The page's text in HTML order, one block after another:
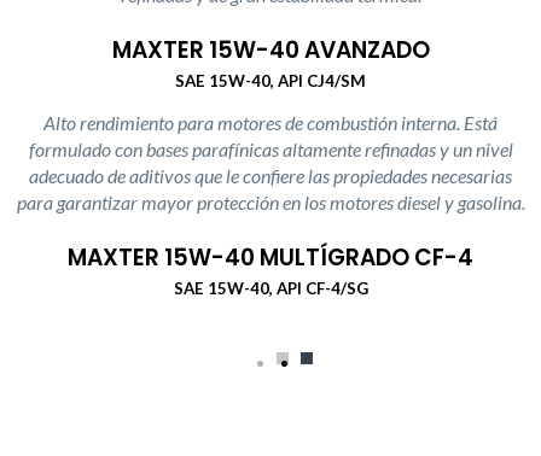
MAXTER 15W-40 AVANZADO
SAE 15W-40, API CJ4/SM
Alto rendimiento para motores de combustión interna. Está
formulado con bases parafínicas altamente refinadas y un nivel
adecuado de aditivos que le confiere las propiedades necesarias
para garantizar mayor protección en los motores diesel y gasolina.
MAXTER 15W-40 MULTÍGRADO CF-4
SAE 15W-40, API CF-4/SG